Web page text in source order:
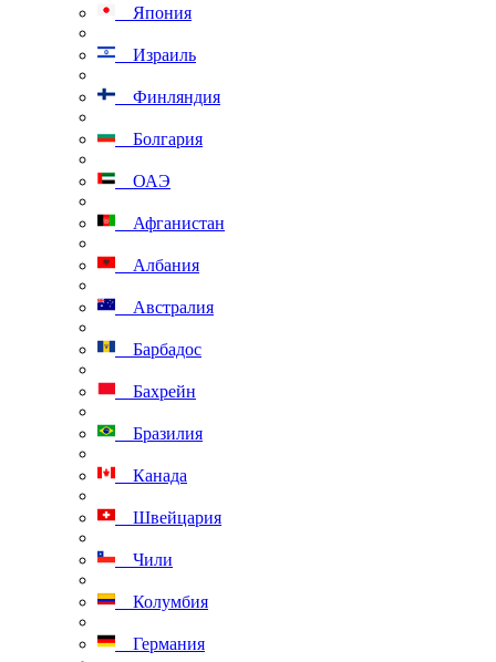
Япония
Израиль
Финляндия
Болгария
ОАЭ
Афганистан
Албания
Австралия
Барбадос
Бахрейн
Бразилия
Канада
Швейцария
Чили
Колумбия
Германия